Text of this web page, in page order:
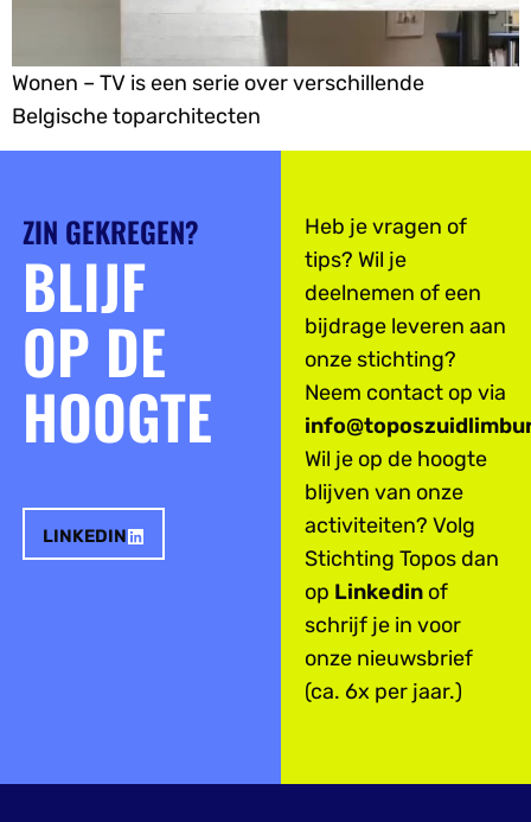
Wonen – TV is een serie over verschillende
Belgische toparchitecten
ZIN GEKREGEN?
BLIJF
OP DE
HOOGTE
LINKEDIN
Heb je vragen of
tips? Wil je
deelnemen of een
bijdrage leveren aan
onze stichting?
Neem contact op via
Wil je op de hoogte
blijven van onze
activiteiten? Volg
Stichting Topos dan
op Linkedin of
schrijf je in voor
onze nieuwsbrief
(ca. 6x per jaar.)